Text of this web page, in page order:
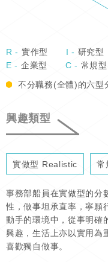
R - 實作型 I - 研究型
E - 企業型 C - 常規型
不分職務(全體)的六型
興趣類型
實做型 Realistic 常
事務部船員在實做型的分
性，做事坦承直率，寧願
動手的環境中，從事明確
興趣，生活上亦以實用為
喜歡獨自做事。